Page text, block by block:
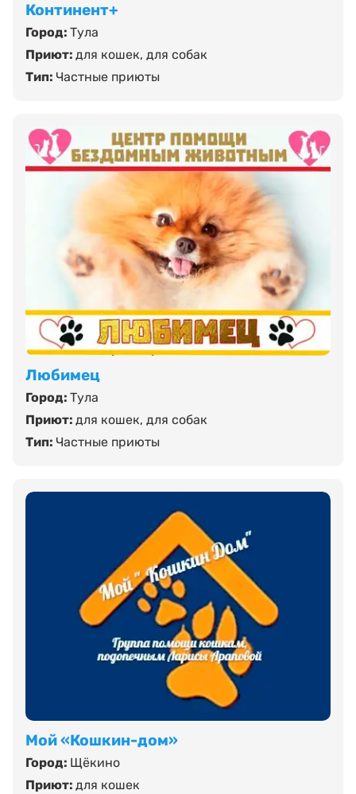
Континент+
Город: Тула
Приют: для кошек, для собак
Тип: Частные приюты
Любимец
Город: Тула
Приют: для кошек, для собак
Тип: Частные приюты
Мой «Кошкин-дом»
Город: Щёкино
Приют: для кошек